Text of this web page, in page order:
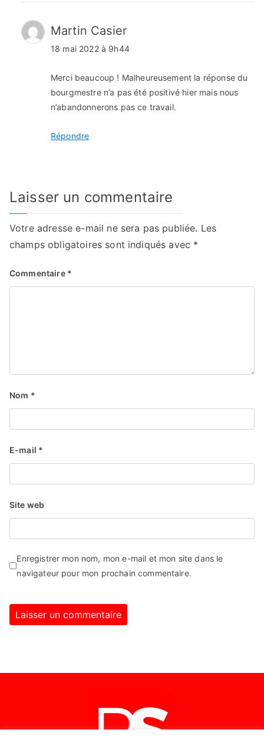
Martin Casier
18 mai 2022 à 9h44
Merci beaucoup ! Malheureusement la réponse du
bourgmestre n’a pas été positivé hier mais nous
n’abandonnerons pas ce travail.
Répondre
Laisser un commentaire
Votre adresse e-mail ne sera pas publiée. Les
champs obligatoires sont indiqués avec *
Commentaire *
Nom *
E-mail *
Site web
Enregistrer mon nom, mon e-mail et mon site dans le
navigateur pour mon prochain commentaire.